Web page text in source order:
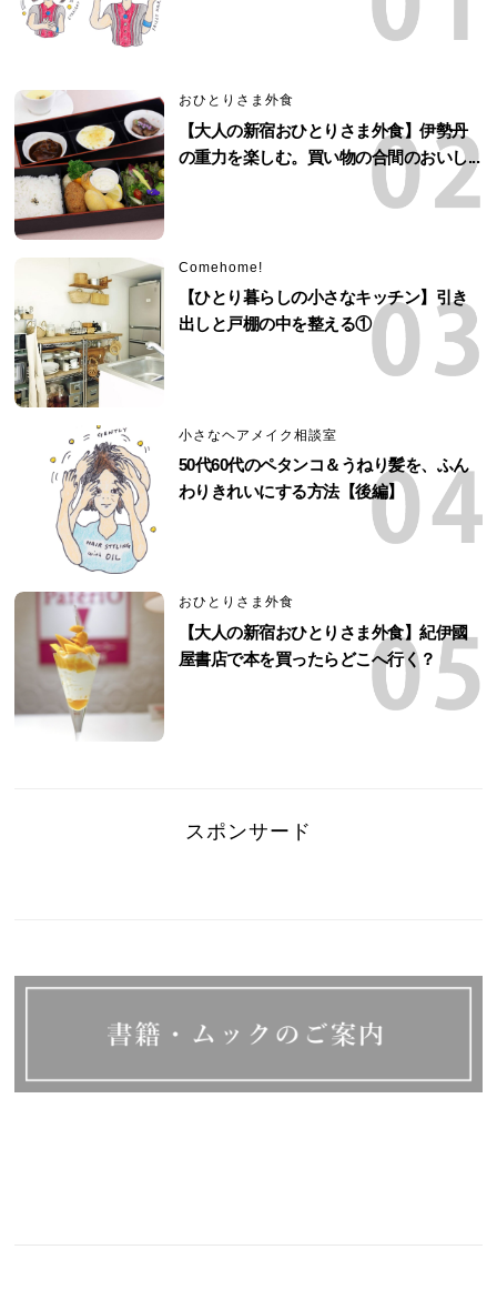
おひとりさま外食
【大人の新宿おひとりさま外食】伊勢丹
の重力を楽しむ。買い物の合間のおいし...
Comehome!
【ひとり暮らしの小さなキッチン】引き
出しと戸棚の中を整える①
小さなヘアメイク相談室
50代60代のペタンコ＆うねり髪を、ふん
わりきれいにする方法【後編】
おひとりさま外食
【大人の新宿おひとりさま外食】紀伊國
屋書店で本を買ったらどこへ行く？
スポンサード